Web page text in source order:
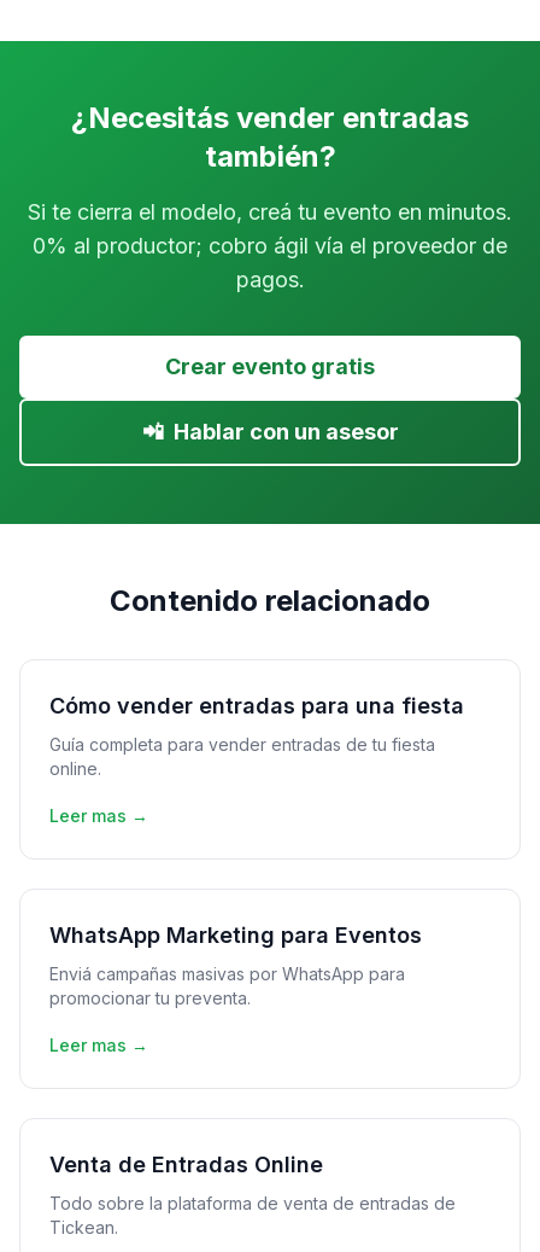
¿Necesitás vender entradas
también?
Si te cierra el modelo, creá tu evento en minutos.
0% al productor; cobro ágil vía el proveedor de
pagos.
Crear evento gratis
📲 Hablar con un asesor
Contenido relacionado
Cómo vender entradas para una fiesta
Guía completa para vender entradas de tu fiesta
online.
Leer mas →
WhatsApp Marketing para Eventos
Enviá campañas masivas por WhatsApp para
promocionar tu preventa.
Leer mas →
Venta de Entradas Online
Todo sobre la plataforma de venta de entradas de
Tickean.